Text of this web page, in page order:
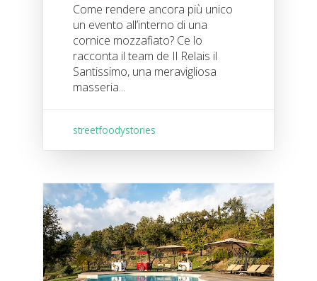
Come rendere ancora più unico
un evento all’interno di una
cornice mozzafiato? Ce lo
racconta il team de Il Relais il
Santissimo, una meravigliosa
masseria...
streetfoodystories